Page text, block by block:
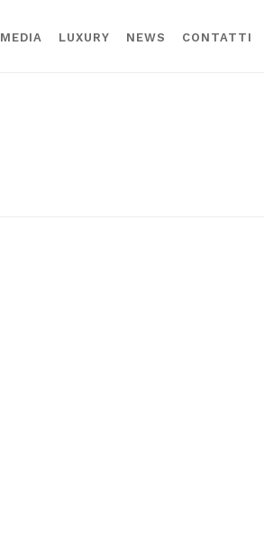
MEDIA LUXURY NEWS CONTATTI